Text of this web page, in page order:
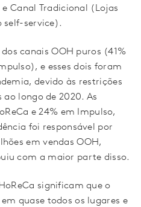
Canal Tradicional (Lojas
self-service).
canais OOH puros (41%
e esses dois foram
devido às restrições
ao longo de 2020. As
e 24% em Impulso,
foi responsável por
em vendas OOH,
com a maior parte disso.
significam que o
quase todos os lugares e